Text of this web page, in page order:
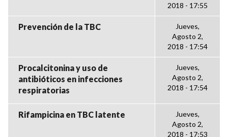
2018 - 17:55
Prevención de la TBC
Jueves,
Agosto 2,
2018 - 17:54
Procalcitonina y uso de
antibióticos en infecciones
respiratorias
Jueves,
Agosto 2,
2018 - 17:54
Rifampicina en TBC latente
Jueves,
Agosto 2,
2018 - 17:53